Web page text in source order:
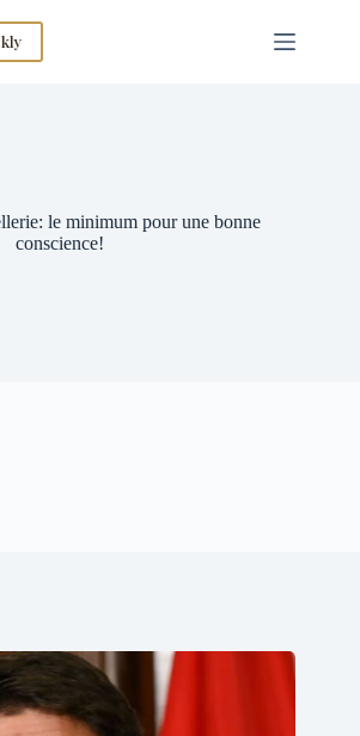
le minimum pour une bonne
conscience!